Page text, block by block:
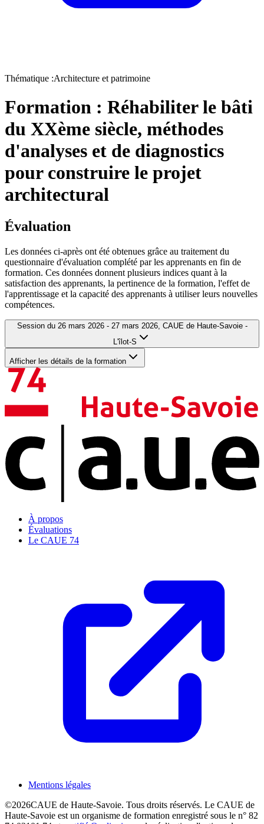
Thématique :Architecture et patrimoine
Formation : Réhabiliter le bâti
du XXème siècle, méthodes
d'analyses et de diagnostics
pour construire le projet
architectural
Évaluation
Les données ci-après ont été obtenues grâce au traitement du
questionnaire d'évaluation complété par les apprenants en fin de
formation. Ces données donnent plusieurs indices quant à la
satisfaction des apprenants, la pertinence de la formation, l'effet de
l'apprentissage et la capacité des apprenants à utiliser leurs nouvelles
compétences.
Session du 26 mars 2026 - 27 mars 2026, CAUE de Haute-Savoie -
L'îlot‑S
Afficher les détails de la formation
À propos
Évaluations
Le CAUE 74
Mentions légales
©2026CAUE de Haute-Savoie. Tous droits réservés. Le CAUE de
Haute-Savoie est un organisme de formation enregistré sous le n° 82